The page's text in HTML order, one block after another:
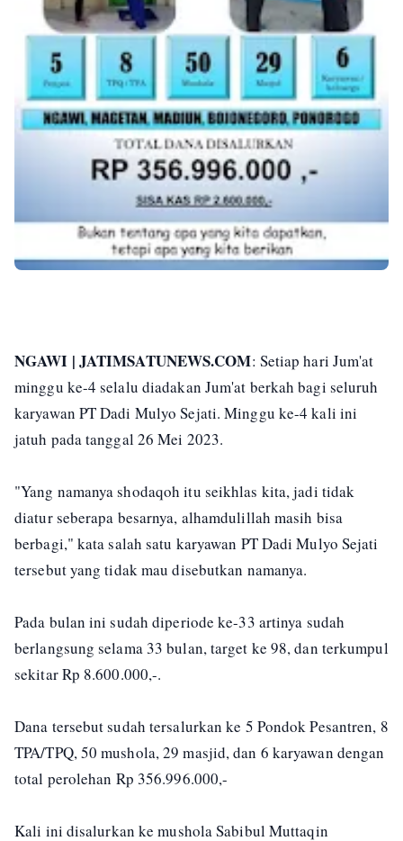
NGAWI | JATIMSATUNEWS.COM: Setiap hari Jum'at
minggu ke-4 selalu diadakan Jum'at berkah bagi seluruh
karyawan PT Dadi Mulyo Sejati. Minggu ke-4 kali ini
jatuh pada tanggal 26 Mei 2023.
"Yang namanya shodaqoh itu seikhlas kita, jadi tidak
diatur seberapa besarnya, alhamdulillah masih bisa
berbagi," kata salah satu karyawan PT Dadi Mulyo Sejati
tersebut yang tidak mau disebutkan namanya.
Pada bulan ini sudah diperiode ke-33 artinya sudah
berlangsung selama 33 bulan, target ke 98, dan terkumpul
sekitar Rp 8.600.000,-.
Dana tersebut sudah tersalurkan ke 5 Pondok Pesantren, 8
TPA/TPQ, 50 mushola, 29 masjid, dan 6 karyawan dengan
total perolehan Rp 356.996.000,-
Kali ini disalurkan ke mushola Sabibul Muttaqin